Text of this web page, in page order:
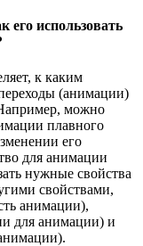
его использовать
к каким
(анимации)
можно
плавного
его
для анимации
нужные свойства
свойствами,
анимации),
для анимации) и